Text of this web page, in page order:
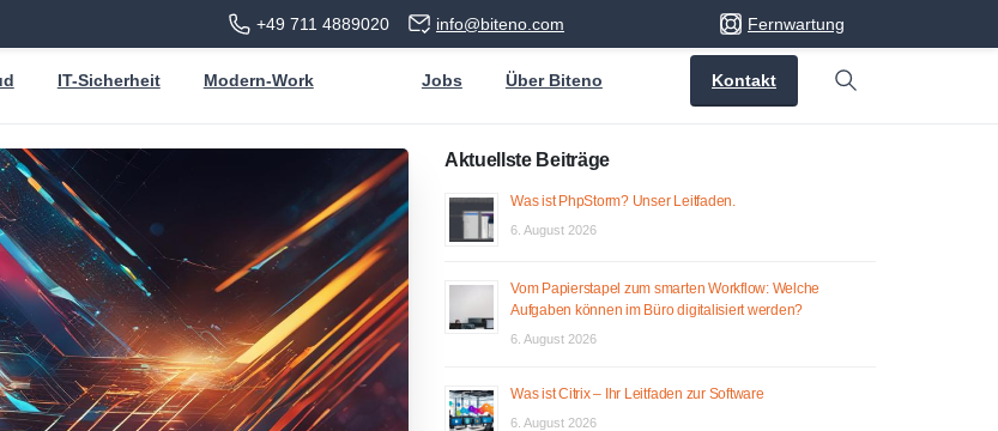
+49 711 4889020 info@biteno.com Fernwartung
IT-Sicherheit Modern-Work Jobs Über Biteno Kontakt
Search
Aktuellste Beiträge
Was ist PhpStorm? Unser Leitfaden.
6. August 2026
Vom Papierstapel zum smarten Workflow: Welche
Aufgaben können im Büro digitalisiert werden?
6. August 2026
Was ist Citrix – Ihr Leitfaden zur Software
6. August 2026